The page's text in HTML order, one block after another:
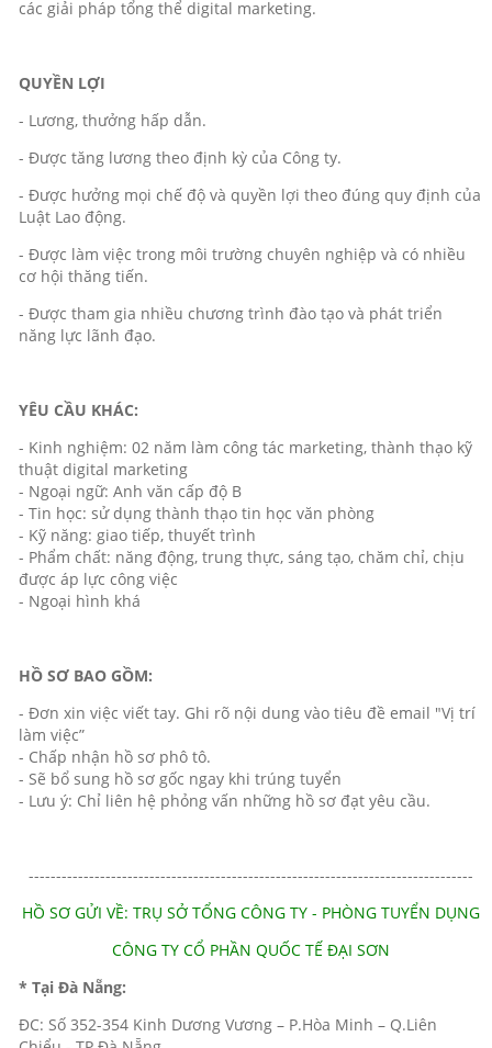
các giải pháp tổng thể digital marketing.
QUYỀN LỢI
- Lương, thưởng hấp dẫn.
- Được tăng lương theo định kỳ của Công ty.
- Được hưởng mọi chế độ và quyền lợi theo đúng quy định của
Luật Lao động.
- Được làm việc trong môi trường chuyên nghiệp và có nhiều
cơ hội thăng tiến.
- Được tham gia nhiều chương trình đào tạo và phát triển
năng lực lãnh đạo.
YÊU CẦU KHÁC:
- Kinh nghiệm: 02 năm làm công tác marketing, thành thạo kỹ
thuật digital marketing
- Ngoại ngữ: Anh văn cấp độ B
- Tin học: sử dụng thành thạo tin học văn phòng
- Kỹ năng: giao tiếp, thuyết trình
- Phẩm chất: năng động, trung thực, sáng tạo, chăm chỉ, chịu
được áp lực công việc
- Ngoại hình khá
HỒ SƠ BAO GỒM:
- Đơn xin việc viết tay. Ghi rõ nội dung vào tiêu đề email "Vị trí
làm việc”
- Chấp nhận hồ sơ phô tô.
- Sẽ bổ sung hồ sơ gốc ngay khi trúng tuyển
- Lưu ý: Chỉ liên hệ phỏng vấn những hồ sơ đạt yêu cầu.
---------------------------------------------------------------------------------
HỒ SƠ GỬI VỀ: TRỤ SỞ TỔNG CÔNG TY - PHÒNG TUYỂN DỤNG
CÔNG TY CỔ PHẦN QUỐC TẾ ĐẠI SƠN
* Tại Đà Nẵng:
ĐC: Số 352-354 Kinh Dương Vương – P.Hòa Minh – Q.Liên